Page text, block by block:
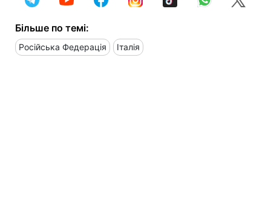
Більше по темі:
Російська Федерація Італія